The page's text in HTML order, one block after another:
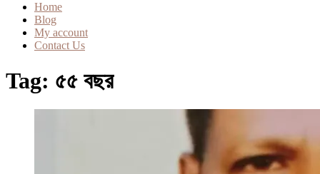
Home
Blog
My account
Contact Us
Tag: ৫৫ বছর